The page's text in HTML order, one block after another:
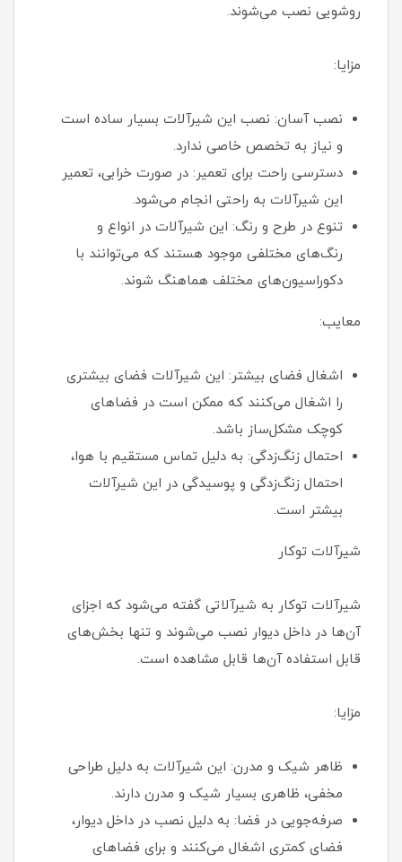
روشویی نصب می‌شوند.
مزایا:
نصب آسان: نصب این شیرآلات بسیار ساده است
و نیاز به تخصص خاصی ندارد.
دسترسی راحت برای تعمیر: در صورت خرابی، تعمیر
این شیرآلات به راحتی انجام می‌شود.
تنوع در طرح و رنگ: این شیرآلات در انواع و
رنگ‌های مختلفی موجود هستند که می‌توانند با
دکوراسیون‌های مختلف هماهنگ شوند.
معایب:
اشغال فضای بیشتر: این شیرآلات فضای بیشتری
را اشغال می‌کنند که ممکن است در فضاهای
کوچک مشکل‌ساز باشد.
احتمال زنگ‌زدگی: به دلیل تماس مستقیم با هوا،
احتمال زنگ‌زدگی و پوسیدگی در این شیرآلات
بیشتر است.
شیرآلات توکار
شیرآلات توکار به شیرآلاتی گفته می‌شود که اجزای
آن‌ها در داخل دیوار نصب می‌شوند و تنها بخش‌های
قابل استفاده آن‌ها قابل مشاهده است.
مزایا:
ظاهر شیک و مدرن: این شیرآلات به دلیل طراحی
مخفی، ظاهری بسیار شیک و مدرن دارند.
صرفه‌جویی در فضا: به دلیل نصب در داخل دیوار،
فضای کمتری اشغال می‌کنند و برای فضاهای